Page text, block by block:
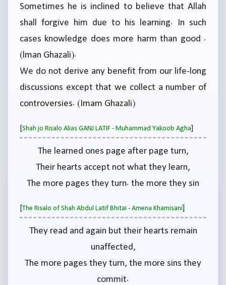
Sometimes he is inclined to believe that Allah
shall forgive him due to his learning. In such
cases knowledge does more harm than good .
(lman Ghazali).
We do not derive any benefit from our life-long
discussions except that we collect a number of
controversies. (Imam Ghazali)
[Shah jo Risalo Alias GANJ LATIF - Muhammad Yakoob Agha
The learned ones page after page turn,
Their hearts accept not what they learn,
The more pages they turn. the more they sin
[The Risalo of Shah Abdul Latif Bhitai - Amena Khamisani
They read and again but their hearts remain
unaffected,
The more pages they turn, the more sins they
commit.